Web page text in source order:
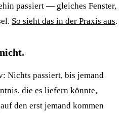
passiert — gleiches Fenster,
So sieht das in der Praxis aus.
Nichts passiert, bis jemand
die es liefern könnte,
den erst jemand kommen